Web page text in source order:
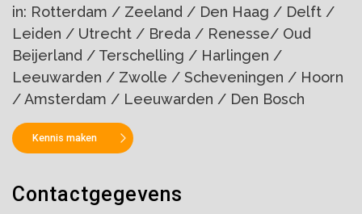
in: Rotterdam / Zeeland / Den Haag / Delft /
Leiden / Utrecht / Breda / Renesse/ Oud
Beijerland / Terschelling / Harlingen /
Leeuwarden / Zwolle / Scheveningen / Hoorn
/ Amsterdam / Leeuwarden / Den Bosch
Kennis maken
Contactgegevens